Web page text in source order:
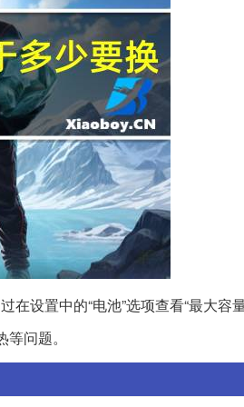
在设置中的“电池”选项查看“最大
问题。